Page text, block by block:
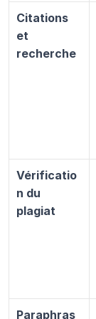
Citations
et
recherche
Vérificatio
n du
plagiat
Paraphras